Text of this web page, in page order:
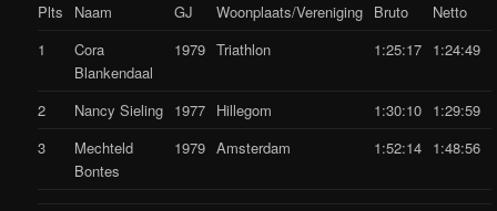
Plts
Naam GJ Woonplaats/Vereniging Bruto
Netto
1
Cora
Blankendaal
1979 Triathlon 1:25:17 1:24:49
2 Nancy Sieling 1977 Hillegom 1:30:10 1:29:59
3
Mechteld
Bontes
1979 Amsterdam 1:52:14 1:48:56